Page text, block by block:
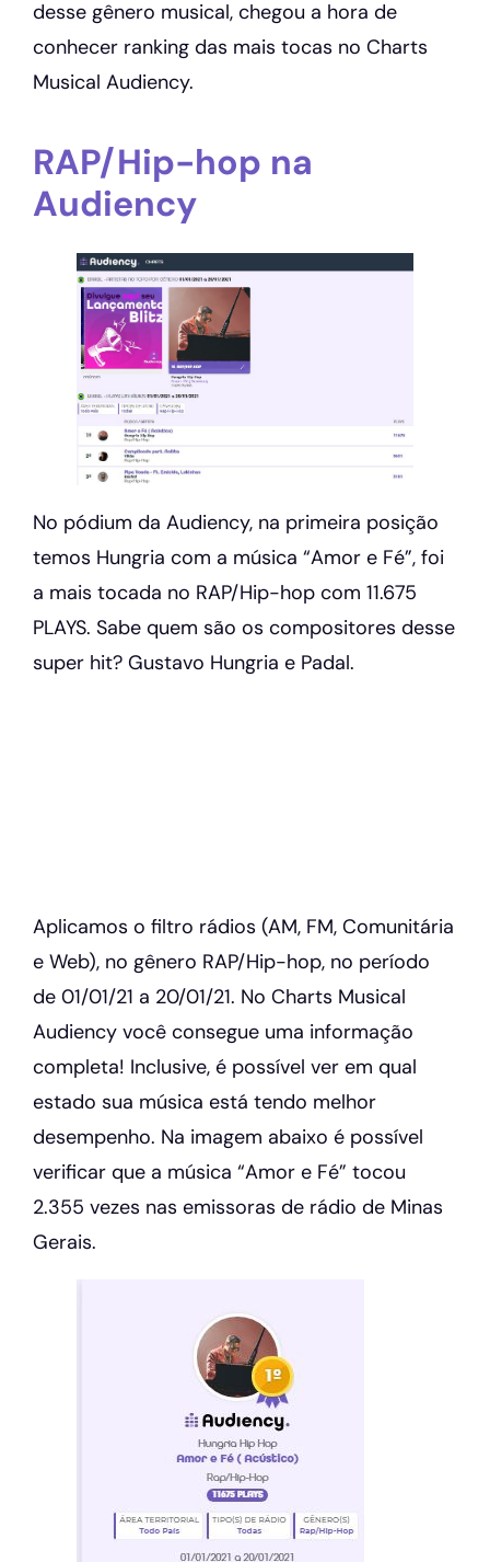
desse gênero musical, chegou a hora de
conhecer ranking das mais tocas no Charts
Musical Audiency.
RAP/Hip-hop na
Audiency
No pódium da Audiency, na primeira posição
temos Hungria com a música “Amor e Fé”, foi
a mais tocada no RAP/Hip-hop com 11.675
PLAYS. Sabe quem são os compositores desse
super hit? Gustavo Hungria e Padal.
Aplicamos o filtro rádios (AM, FM, Comunitária
e Web), no gênero RAP/Hip-hop, no período
de 01/01/21 a 20/01/21. No Charts Musical
Audiency você consegue uma informação
completa! Inclusive, é possível ver em qual
estado sua música está tendo melhor
desempenho. Na imagem abaixo é possível
verificar que a música “Amor e Fé” tocou
2.355 vezes nas emissoras de rádio de Minas
Gerais.